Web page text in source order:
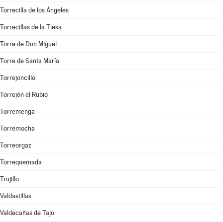
Torrecilla de los Ángeles
Torrecillas de la Tiesa
Torre de Don Miguel
Torre de Santa María
Torrejoncillo
Torrejón el Rubio
Torremenga
Torremocha
Torreorgaz
Torrequemada
Trujillo
Valdastillas
Valdecañas de Tajo